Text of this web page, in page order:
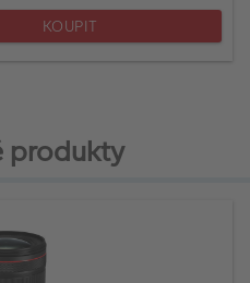
KOUPIT
produkty